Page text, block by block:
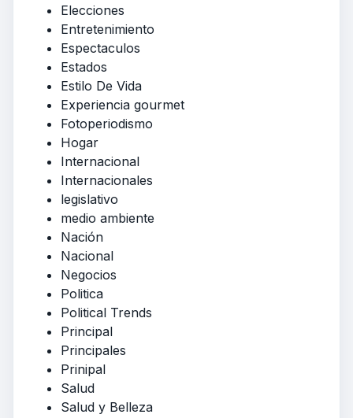
Elecciones
Entretenimiento
Espectaculos
Estados
Estilo De Vida
Experiencia gourmet
Fotoperiodismo
Hogar
Internacional
Internacionales
legislativo
medio ambiente
Nación
Nacional
Negocios
Politica
Political Trends
Principal
Principales
Prinipal
Salud
Salud y Belleza